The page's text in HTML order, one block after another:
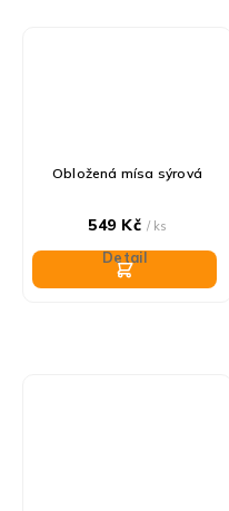
Obložená mísa sýrová
549 Kč / ks
Detail